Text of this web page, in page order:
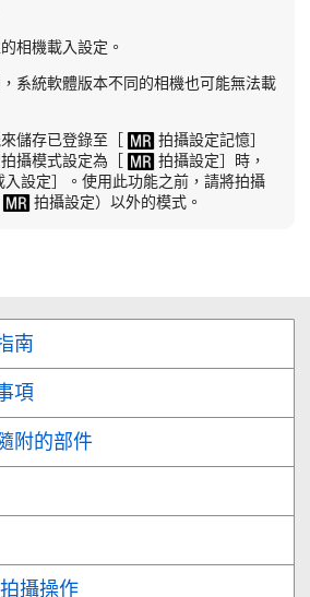
相機載入設定。
系統軟體版本不同的相機也可能無法載
儲存已登錄至
拍攝設定記憶］
攝模式設定為
拍攝設定］
時，
入設定］
。使用此功能之前，請將拍攝
拍攝設定）以外的模式。
南
項
附的部件
攝操作